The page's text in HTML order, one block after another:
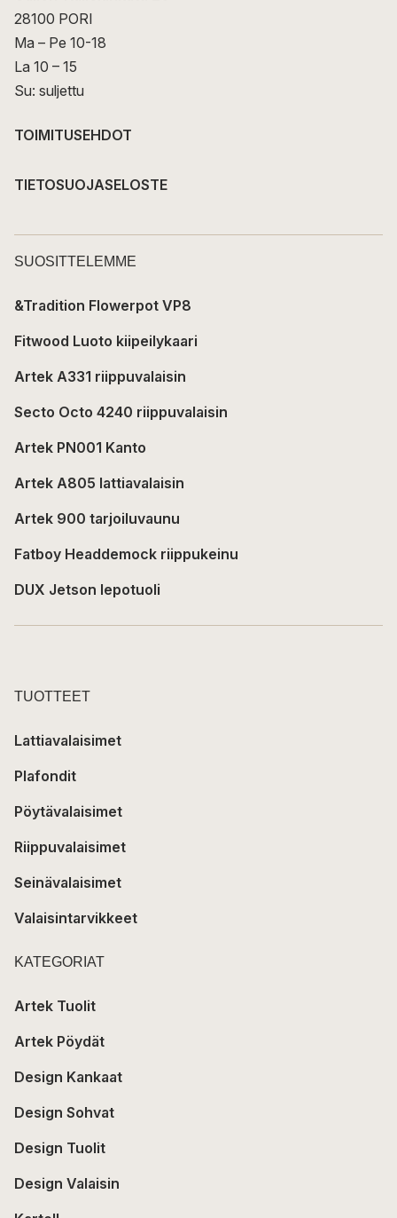
28100 PORI
Ma – Pe 10-18
La 10 – 15
Su: suljettu
TOIMITUSEHDOT
TIETOSUOJASELOSTE
SUOSITTELEMME
&Tradition Flowerpot VP8
Fitwood Luoto kiipeilykaari
Artek A331 riippuvalaisin
Secto Octo 4240 riippuvalaisin
Artek PN001 Kanto
Artek A805 lattiavalaisin
Artek 900 tarjoiluvaunu
Fatboy Headdemock riippukeinu
DUX Jetson lepotuoli
TUOTTEET
Lattiavalaisimet
Plafondit
Pöytävalaisimet
Riippuvalaisimet
Seinävalaisimet
Valaisintarvikkeet
KATEGORIAT
Artek Tuolit
Artek Pöydät
Design Kankaat
Design Sohvat
Design Tuolit
Design Valaisin